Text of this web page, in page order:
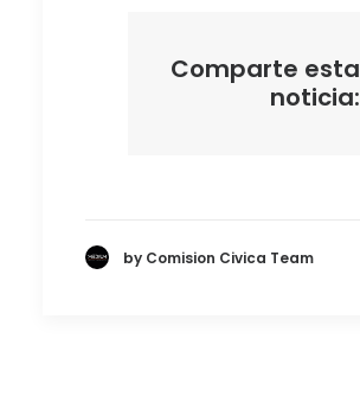
Comparte esta
noticia:
by Comision Civica Team